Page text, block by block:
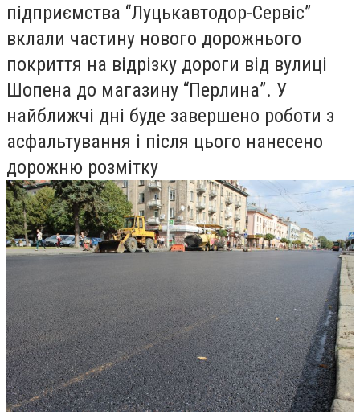
підприємства “Луцькавтодор-Сервіс”
вклали частину нового дорожнього
покриття на відрізку дороги від вулиці
Шопена до магазину “Перлина”. У
найближчі дні буде завершено роботи з
асфальтування і після цього нанесено
дорожню розмітку